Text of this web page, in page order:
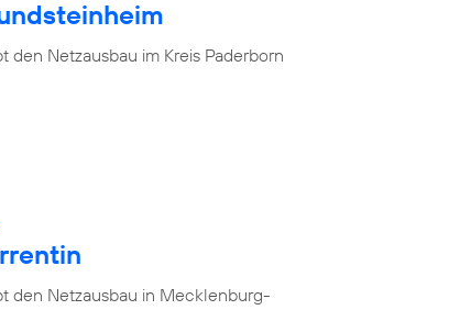
den Netzausbau im Kreis Paderborn
den Netzausbau in Mecklenburg-